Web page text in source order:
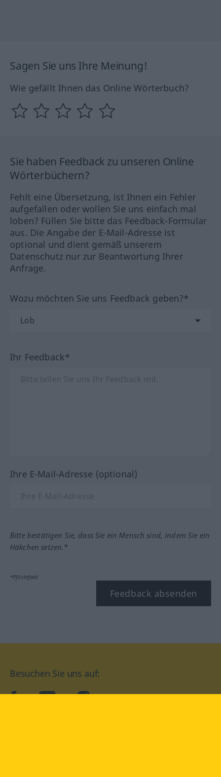
Sagen Sie uns Ihre Meinung!
Wie gefällt Ihnen das Online Wörterbuch?
Sie haben Feedback zu unseren Online
Wörterbüchern?
Fehlt eine Übersetzung, ist Ihnen ein Fehler
aufgefallen oder wollen Sie uns einfach mal
loben? Füllen Sie bitte das Feedback-Formular
aus. Die Angabe der E-Mail-Adresse ist
optional und dient gemäß unserem
Datenschutz nur zur Beantwortung Ihrer
Anfrage.
Wozu möchten Sie uns Feedback geben?*
Ihr Feedback*
Ihre E-Mail-Adresse (optional)
Bitte bestätigen Sie, dass Sie ein Mensch sind, indem Sie ein
Häkchen setzen.*
*Pflichtfeld
Feedback absenden
Besuchen Sie uns auf:
facebookYouTube Instagram